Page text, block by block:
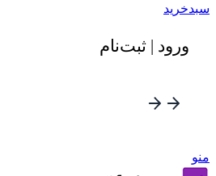
سبدخرید
ورود | ثبت‌نام
منو